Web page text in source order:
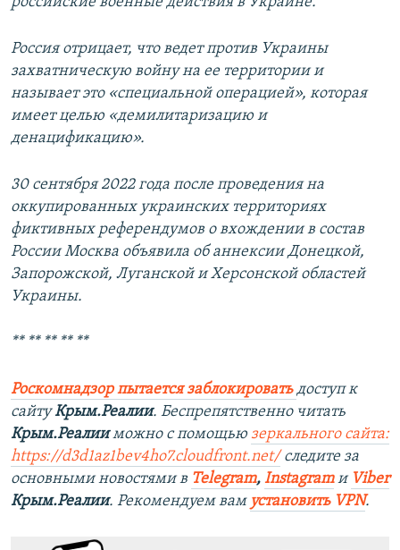
Россия отрицает, что ведет против Украины
захватническую войну на ее территории и
называет это «специальной операцией», которая
имеет целью «демилитаризацию и
денацификацию».
30 сентября 2022 года после проведения на
оккупированных украинских территориях
фиктивных референдумов о вхождении в состав
России Москва объявила об аннексии Донецкой,
Запорожской, Луганской и Херсонской областей
Украины.
** ** ** ** **
Роскомнадзор пытается заблокировать доступ к
сайтуКрым.Реалии. Беспрепятственно читать
Крым.Реалииможно с помощью зеркального сайта:
https://d3d1az1bev4ho7.cloudfront.net/ следите за
основными новостями в Telegram, Instagramи Viber
Крым.Реалии. Рекомендуем вам установить VPN.